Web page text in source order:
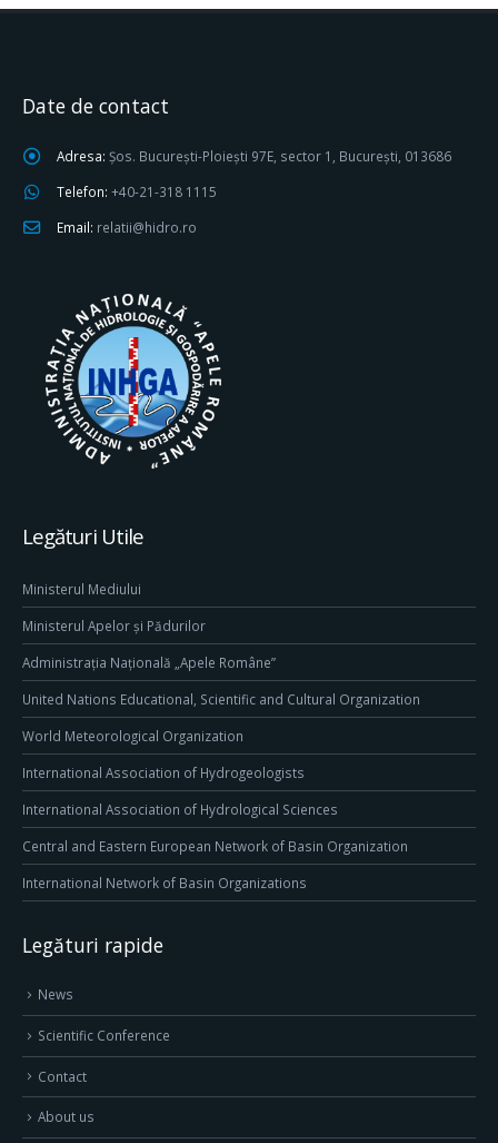
Date de contact
Adresa: Șos. București-Ploiești 97E, sector 1, București, 013686
Telefon: +40-21-318 1115
Email: relatii@hidro.ro
Legături Utile
Ministerul Mediului
Ministerul Apelor și Pădurilor
Administrația Națională „Apele Române”
United Nations Educational, Scientific and Cultural Organization
World Meteorological Organization
International Association of Hydrogeologists
International Association of Hydrological Sciences
Central and Eastern European Network of Basin Organization
International Network of Basin Organizations
Legături rapide
News
Scientific Conference
Contact
About us